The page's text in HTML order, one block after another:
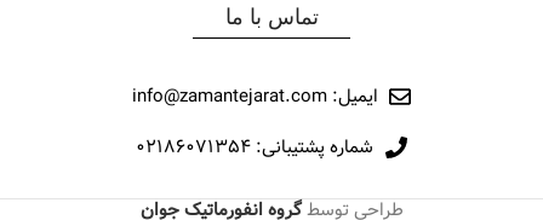
برند
تماس با ما
ایمیل: info@zamantejarat.com
شماره پشتیبانی: ۰۲۱۸۶۰۷۱۳۵۴
طراحی توسطگروه انفورماتیک جوان